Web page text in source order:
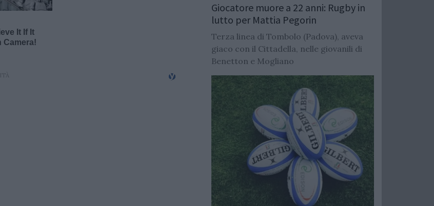
Giocatore muore a 22 anni: Rugby in
lutto per Mattia Pegorin
Terza linea di Tombolo (Padova), aveva
giaco con il Cittadella, nelle giovanili di
Benetton e Mogliano